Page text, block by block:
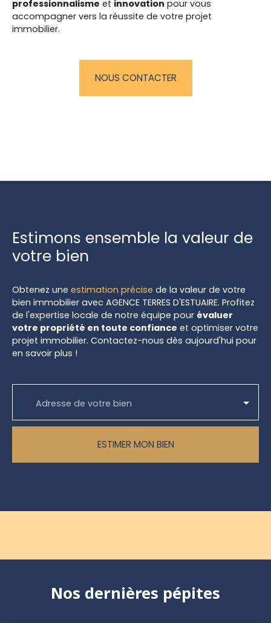
professionnalisme et innovation pour vous
accompagner vers la réussite de votre projet
immobilier.
NOUS CONTACTER
Estimons ensemble la valeur de
votre bien
Obtenez une estimation précise de la valeur de votre
bien immobilier avec AGENCE TERRES D'ESTUAIRE. Profitez
de l'expertise locale de notre équipe pour évaluer
votre propriété en toute confiance et optimiser votre
projet immobilier. Contactez-nous dès aujourd'hui pour
en savoir plus !
Adresse de votre bien
ESTIMER MON BIEN
Nos dernières pépites